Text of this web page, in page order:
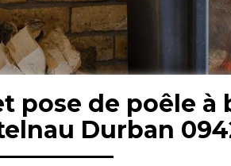
pose de poêle à
Durban